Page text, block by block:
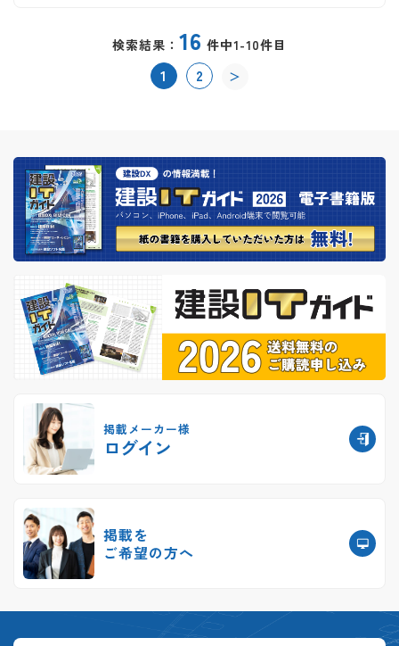
検索結果： 16 件中1-10件目
1 2 ＞
掲載メーカー様
ログイン
掲載を
ご希望の方へ